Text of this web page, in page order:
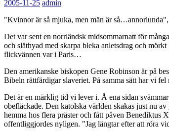
2005-11-25 admin
"Kvinnor är så mjuka, men män är så…annorlunda",
Det var sent en norrländsk midsommarnatt för
och släthyad med skarpa bleka anletsdrag och
flickvännen var i Paris…
Den amerikanske biskopen Gene Robinson är på
Bibeln rättfärdigar slaveriet. På samma sätt har vi
Det är en märklig tid vi lever i. Å ena sidan
obefläckade. Den katolska världen skakas just nu
hemma hos flera präster och fått påven Benediktus
offentliggjordes nyligen. "Jag längtar efter att röra